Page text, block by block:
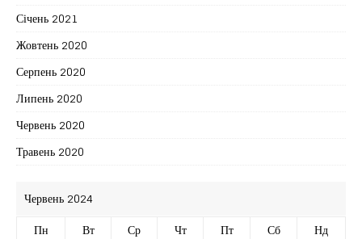
Січень 2021
Жовтень 2020
Серпень 2020
Липень 2020
Червень 2020
Травень 2020
Червень 2024
Пн
Вт Ср Чт Пт Сб Нд